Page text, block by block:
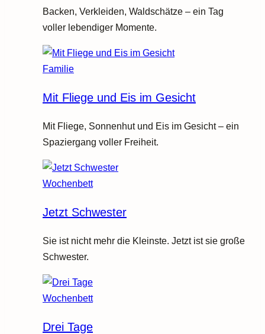
Backen, Verkleiden, Waldschätze – ein Tag
voller lebendiger Momente.
Familie
Mit Fliege und Eis im Gesicht
Mit Fliege, Sonnenhut und Eis im Gesicht – ein
Spaziergang voller Freiheit.
Wochenbett
Jetzt Schwester
Sie ist nicht mehr die Kleinste. Jetzt ist sie große
Schwester.
Wochenbett
Drei Tage